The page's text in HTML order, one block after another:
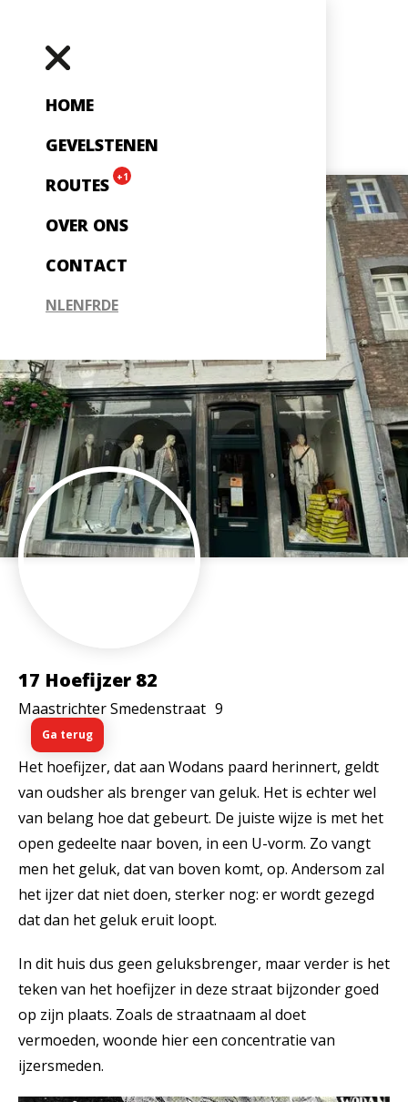
HOME
GEVELSTENEN
ROUTES
+1
OVER ONS
CONTACT
NLENFRDE
17 Hoefijzer 82
Maastrichter Smedenstraat 9
Ga terug
Het hoefijzer, dat aan Wodans paard herinnert, geldt
van oudsher als brenger van geluk. Het is echter wel
van belang hoe dat gebeurt. De juiste wijze is met het
open gedeelte naar boven, in een U-vorm. Zo vangt
men het geluk, dat van boven komt, op. Andersom zal
het ijzer dat niet doen, sterker nog: er wordt gezegd
dat dan het geluk eruit loopt.
In dit huis dus geen geluksbrenger, maar verder is het
teken van het hoefijzer in deze straat bijzonder goed
op zijn plaats. Zoals de straatnaam al doet
vermoeden, woonde hier een concentratie van
ijzersmeden.